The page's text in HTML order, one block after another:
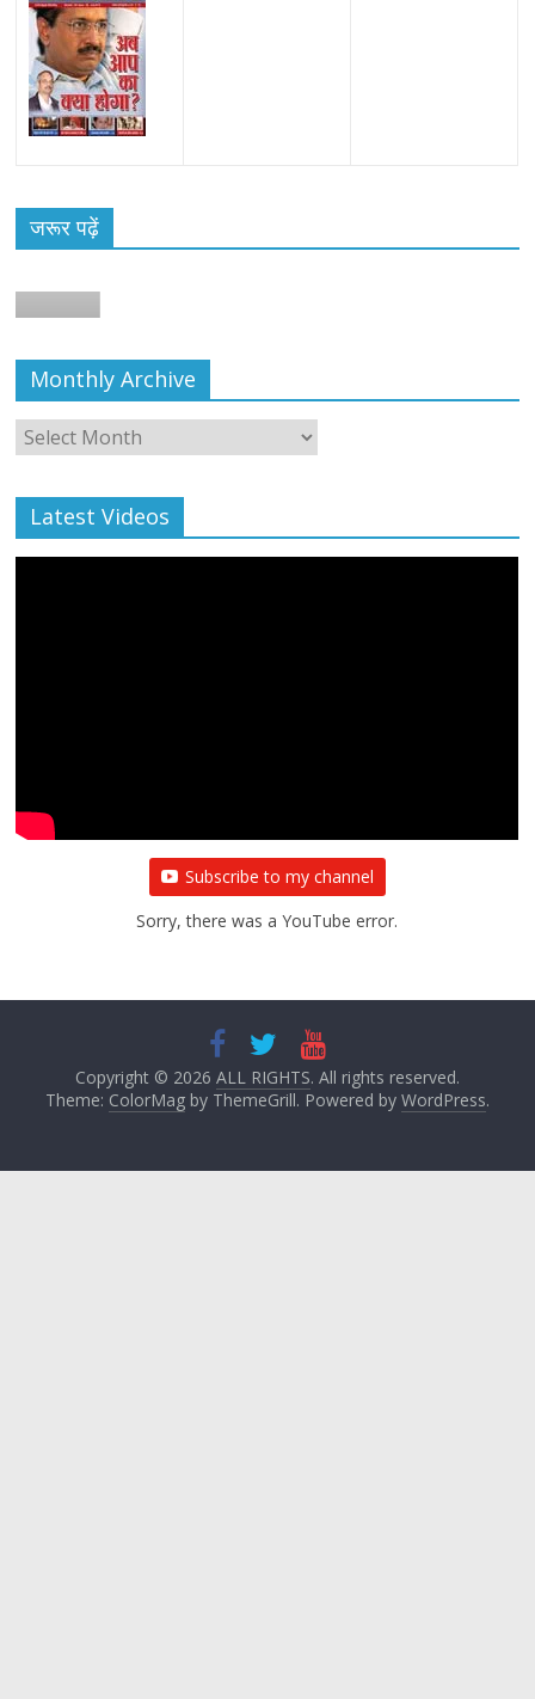
जरूर पढ़ें
Monthly Archive
Monthly
Archive
Latest Videos
Subscribe to my channel
Sorry, there was a YouTube error.
Copyright © 2026 ALL RIGHTS. All rights reserved.
Theme: ColorMagby ThemeGrill. Powered by WordPress.